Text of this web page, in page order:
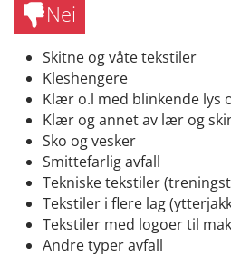
Nei
Skitne og våte tekstiler
Kleshengere
Klær o.l med blinkende lys
Klær og annet av lær og
Sko og vesker
Smittefarlig avfall
Tekniske tekstiler
Tekstiler i flere lag
Tekstiler med logoer til
Andre typer avfall